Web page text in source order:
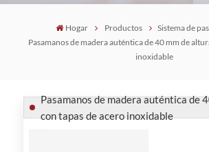
Hogar Productos
Sistema de
Pasamanos de madera auténtica de 40 mm de
inoxidable
Pasamanos de madera auténtica de
con tapas de acero inoxidable